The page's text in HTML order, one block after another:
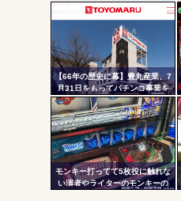
登場か
【66年の歴史に幕】豊丸産業、7
月31日をもってパチンコ事業を
停止へ ナナシーやコマコマ倶
楽部マやウィッチブレイド…た
くさんの名機をありがとう
モンキー打ってて5枚役に触れな
い演者やライターのモンキーの